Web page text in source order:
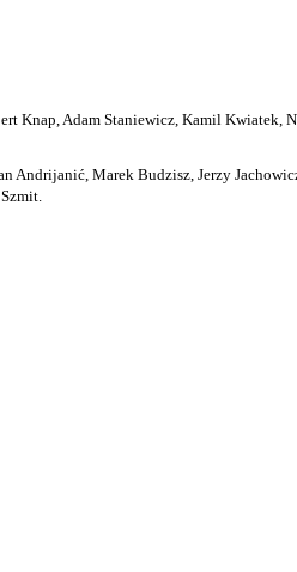
Knap, Adam Staniewicz, Kamil Kwiatek,
Marek Budzisz, Jerzy